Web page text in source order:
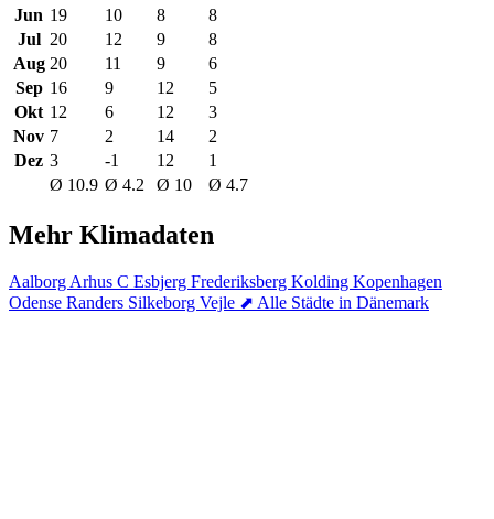
Jun 19 10 8
8
Jul 20 12 9
8
Aug 20 11 9
6
Sep 16 9 12
5
Okt 12 6 12
3
Nov 7 2 14
2
Dez 3 -1 12
1
Ø 10.9 Ø 4.2 Ø 10 Ø 4.7
Mehr Klimadaten
Aalborg Arhus C Esbjerg Frederiksberg Kolding Kopenhagen
Odense Randers Silkeborg Vejle ⬈ Alle Städte in Dänemark